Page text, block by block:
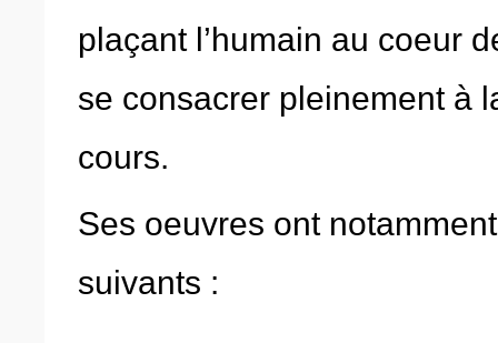
plaçant l’humain au coeur
se consacrer pleinement à
cours.
Ses oeuvres ont
suivants :